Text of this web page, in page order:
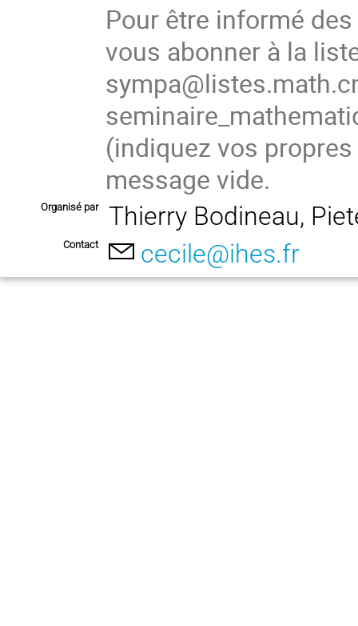
Pour être informé
vous abonner à la
(indiquez vos
message vide.
Organisé par Thierry Bodineau,
Contact cecile@ihes.fr